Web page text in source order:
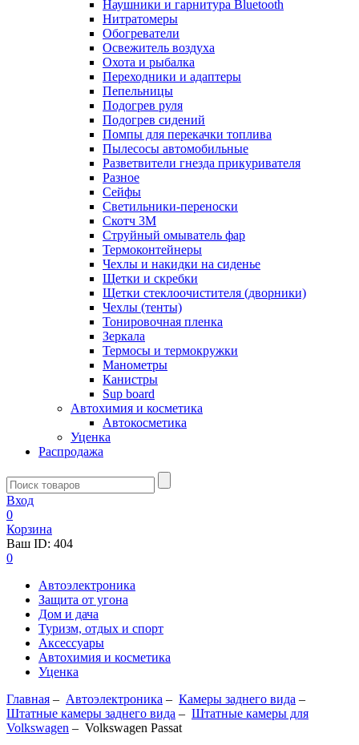
Наушники и гарнитура Bluetooth
Нитратомеры
Обогреватели
Освежитель воздуха
Охота и рыбалка
Переходники и адаптеры
Пепельницы
Подогрев руля
Подогрев сидений
Помпы для перекачки топлива
Пылесосы автомобильные
Разветвители гнезда прикуривателя
Разное
Сейфы
Светильники-переноски
Скотч 3М
Струйный омыватель фар
Термоконтейнеры
Чехлы и накидки на сиденье
Щетки и скребки
Щетки стеклоочистителя (дворники)
Чехлы (тенты)
Тонировочная пленка
Зеркалa
Термосы и термокружки
Манометры
Канистры
Sup board
Автохимия и косметика
Автокосметика
Уценка
Распродажа
Вход
0
Корзина
Ваш ID: 404
0
Автоэлектроника
Защита от угона
Дом и дача
Туризм, отдых и спорт
Аксессуары
Автохимия и косметика
Уценка
Главная – Автоэлектроника – Камеры заднего вида –
Штатные камеры заднего вида – Штатные камеры для
Volkswagen – Volkswagen Passat